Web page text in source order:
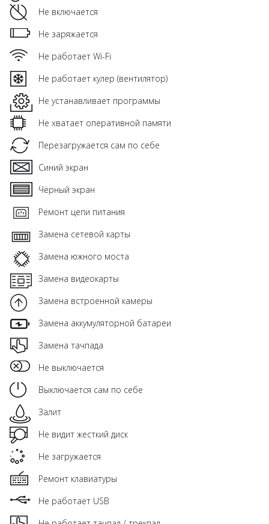
Не включается
Не заряжается
Не работает Wi-Fi
Не работает кулер (вентилятор)
Не устанавливает программы
Не хватает оперативной памяти
Перезагружается сам по себе
Синий экран
Чёрный экран
Ремонт цепи питания
Замена сетевой карты
Замена южного моста
Замена видеокарты
Замена встроенной камеры
Замена аккумуляторной батареи
Замена тачпада
Не выключается
Выключается сам по себе
Залит
Не видит жесткий диск
Не загружается
Ремонт клавиатуры
Не работает USB